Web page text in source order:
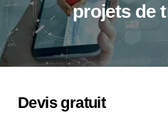
projets de
Devis gratuit